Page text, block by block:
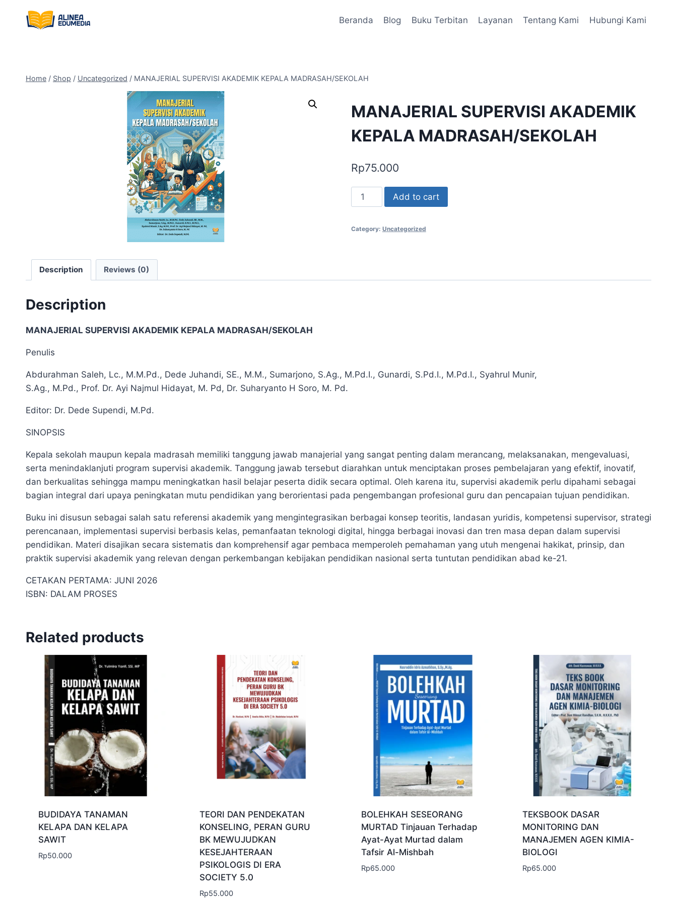
Beranda Blog Buku Terbitan Layanan Tentang Kami Hubungi Kami
Home / Shop / Uncategorized / MANAJERIAL SUPERVISI AKADEMIK KEPALA MADRASAH/SEKOLAH
MANAJERIAL SUPERVISI AKADEMIK
KEPALA MADRASAH/SEKOLAH
Rp75.000
MANAJERIAL
SUPERVISI
KEPALA
Add to cart
Category: Uncategorized
Description Reviews (0)
Description
MANAJERIAL SUPERVISI AKADEMIK KEPALA MADRASAH/SEKOLAH
Penulis
Abdurahman Saleh, Lc., M.M.Pd., Dede Juhandi, SE., M.M., Sumarjono, S.Ag., M.Pd.I., Gunardi, S.Pd.I., M.Pd.I., Syahrul Munir,
S.Ag., M.Pd., Prof. Dr. Ayi Najmul Hidayat, M. Pd, Dr. Suharyanto H Soro, M. Pd.
Editor: Dr. Dede Supendi, M.Pd.
SINOPSIS
Kepala sekolah maupun kepala madrasah memiliki tanggung jawab manajerial yang sangat penting dalam merancang, melaksanakan, mengevaluasi,
serta menindaklanjuti program supervisi akademik. Tanggung jawab tersebut diarahkan untuk menciptakan proses pembelajaran yang efektif, inovatif,
dan berkualitas sehingga mampu meningkatkan hasil belajar peserta didik secara optimal. Oleh karena itu, supervisi akademik perlu dipahami sebagai
bagian integral dari upaya peningkatan mutu pendidikan yang berorientasi pada pengembangan profesional guru dan pencapaian tujuan pendidikan.
Buku ini disusun sebagai salah satu referensi akademik yang mengintegrasikan berbagai konsep teoritis, landasan yuridis, kompetensi supervisor, strategi
perencanaan, implementasi supervisi berbasis kelas, pemanfaatan teknologi digital, hingga berbagai inovasi dan tren masa depan dalam supervisi
pendidikan. Materi disajikan secara sistematis dan komprehensif agar pembaca memperoleh pemahaman yang utuh mengenai hakikat, prinsip, dan
praktik supervisi akademik yang relevan dengan perkembangan kebijakan pendidikan nasional serta tuntutan pendidikan abad ke-21.
CETAKAN PERTAMA: JUNI 2026
ISBN: DALAM PROSES
Related products
BUDIDAYA TANAMAN
KELAPA DAN KELAPA
SAWIT
Rp50.000
TEORI DAN PENDEKATAN
KONSELING, PERAN GURU
BK MEWUJUDKAN
KESEJAHTERAAN
PSIKOLOGIS DI ERA
SOCIETY 5.0
Rp55.000
BOLEHKAH SESEORANG
MURTAD Tinjauan Terhadap
Ayat-Ayat Murtad dalam
Tafsir Al-Mishbah
Rp65.000
TEKSBOOK DASAR
MONITORING DAN
MANAJEMEN AGEN KIMIA-
BIOLOGI
Rp65.000